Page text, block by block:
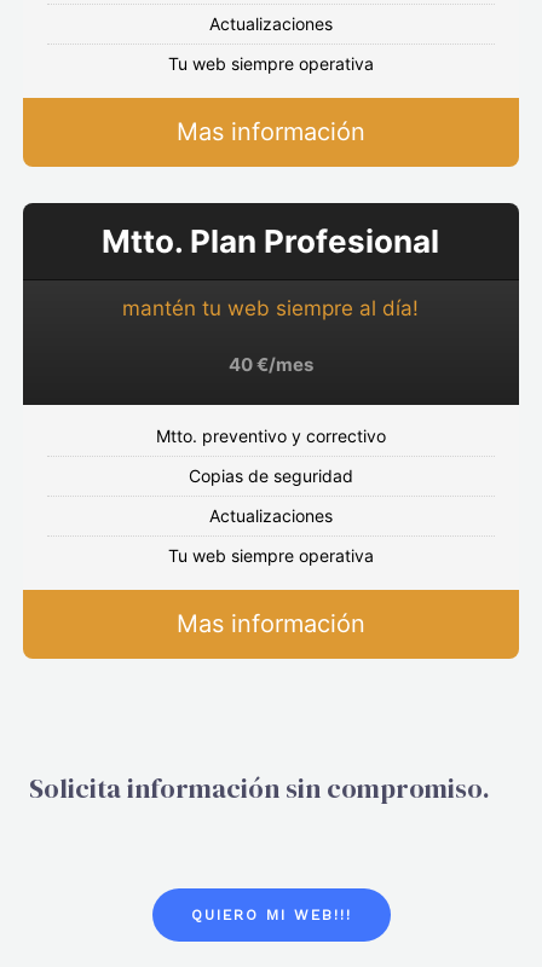
Actualizaciones
Tu web siempre operativa
Mas información
Mtto. Plan Profesional
mantén tu web siempre al día!
40 €/mes
Mtto. preventivo y correctivo
Copias de seguridad
Actualizaciones
Tu web siempre operativa
Mas información
Solicita información sin compromiso.
QUIERO MI WEB!!!